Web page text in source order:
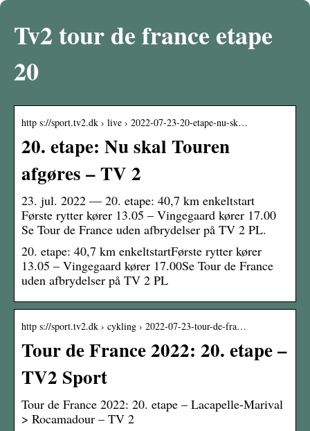
Tv2 tour de france etape
20
http s://sport.tv2.dk › live › 2022-07-23-20-etape-nu-sk…
20. etape: Nu skal Touren
afgøres – TV 2
23. jul. 2022 — 20. etape: 40,7 km enkeltstart
Første rytter kører 13.05 – Vingegaard kører 17.00
Se Tour de France uden afbrydelser på TV 2 PL.
20. etape: 40,7 km enkeltstartFørste rytter kører
13.05 – Vingegaard kører 17.00Se Tour de France
uden afbrydelser på TV 2 PL
http s://sport.tv2.dk › cykling › 2022-07-23-tour-de-fra…
Tour de France 2022: 20. etape –
TV2 Sport
Tour de France 2022: 20. etape – Lacapelle-Marival
> Rocamadour – TV 2